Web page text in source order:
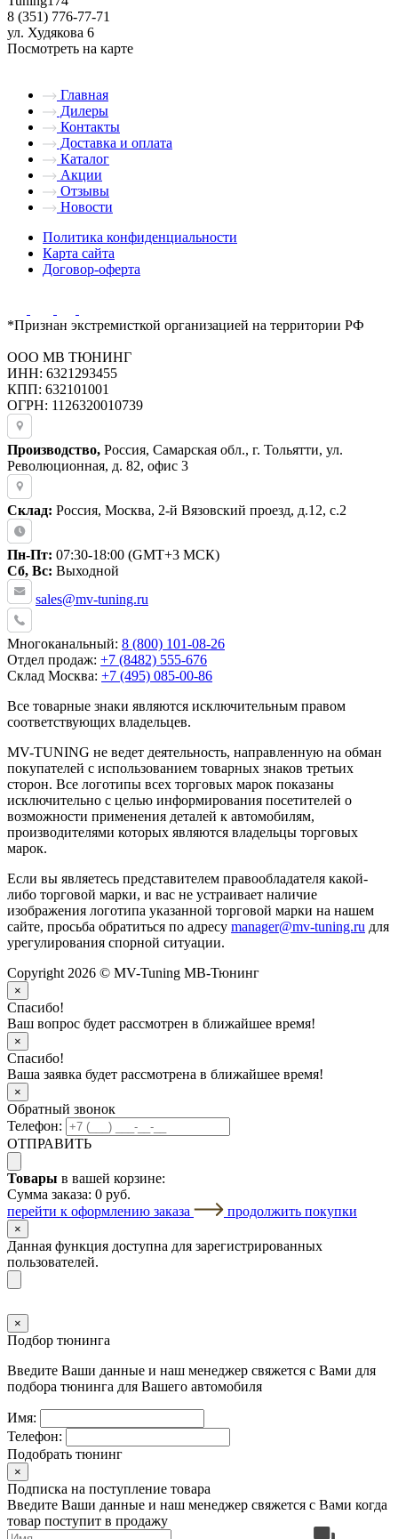
8 (351) 776-77-71
ул. Худякова 6
Посмотреть на карте
Главная
Дилеры
Контакты
Доставка и оплата
Каталог
Акции
Отзывы
Новости
Политика конфиденциальности
Карта сайта
Договор-оферта
*Признан экстремисткой организацией на территории РФ
ООО МВ ТЮНИНГ
ИНН: 6321293455
КПП: 632101001
ОГРН: 1126320010739
Производство, Россия, Самарская обл., г. Тольятти, ул.
Революционная, д. 82, офис 3
Склад: Россия, Москва, 2-й Вязовский проезд, д.12, с.2
Пн-Пт: 07:30-18:00 (GMT+3 МСК)
Сб, Вс: Выходной
sales@mv-tuning.ru
Многоканальный: 8 (800) 101-08-26
Отдел продаж: +7 (8482) 555-676
Склад Москва: +7 (495) 085-00-86
Все товарные знаки являются исключительным правом
соответствующих владельцев.
MV-TUNING не ведет деятельность, направленную на обман
покупателей с использованием товарных знаков третьих
сторон. Все логотипы всех торговых марок показаны
исключительно с целью информирования посетителей о
возможности применения деталей к автомобилям,
производителями которых являются владельцы торговых
марок.
Если вы являетесь представителем правообладателя какой-
либо торговой марки, и вас не устраивает наличие
изображения логотипа указанной торговой марки на нашем
сайте, просьба обратиться по адресу manager@mv-tuning.ru для
урегулирования спорной ситуации.
Copyright 2026 © MV-Tuning МВ-Тюнинг
×
Спасибо!
Ваш вопрос будет рассмотрен в ближайшее время!
×
Спасибо!
Ваша заявка будет рассмотрена в ближайшее время!
×
Обратный звонок
Телефон:
ОТПРАВИТЬ
Товары в вашей корзине:
Сумма заказа: 0 руб.
перейти к оформлению заказа
продолжить покупки
×
Данная функция доступна для зарегистрированных
пользователей.
×
Подбор тюнинга
Введите Ваши данные и наш менеджер свяжется с Вами для
подбора тюнинга для Вашего автомобиля
Имя:
Телефон:
Подобрать тюнинг
×
Подписка на поступление товара
Введите Ваши данные и наш менеджер свяжется с Вами когда
товар поступит в продажу